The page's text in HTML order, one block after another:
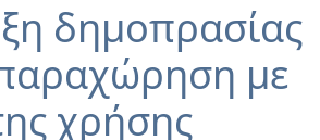
δημοπρασίας
με
χρήσης